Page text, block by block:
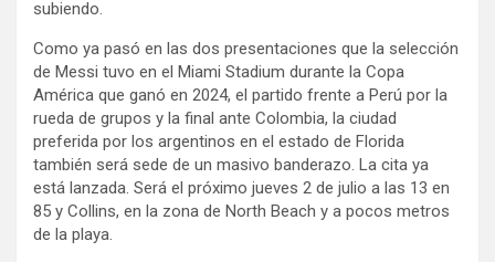
subiendo.
Como ya pasó en las dos presentaciones que la selección
de Messi tuvo en el Miami Stadium durante la Copa
América que ganó en 2024, el partido frente a Perú por la
rueda de grupos y la final ante Colombia, la ciudad
preferida por los argentinos en el estado de Florida
también será sede de un masivo banderazo. La cita ya
está lanzada. Será el próximo jueves 2 de julio a las 13 en
85 y Collins, en la zona de North Beach y a pocos metros
de la playa.